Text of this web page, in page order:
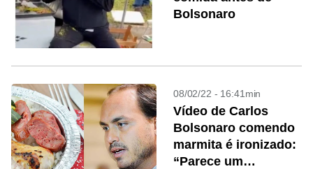
Bolsonaro
08/02/22 - 16:41min
Vídeo de Carlos
Bolsonaro comendo
marmita é ironizado:
“Parece um